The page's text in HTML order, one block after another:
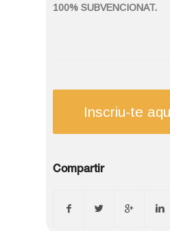
100% SUBVENCIONAT.
Inscriu-te
Compartir